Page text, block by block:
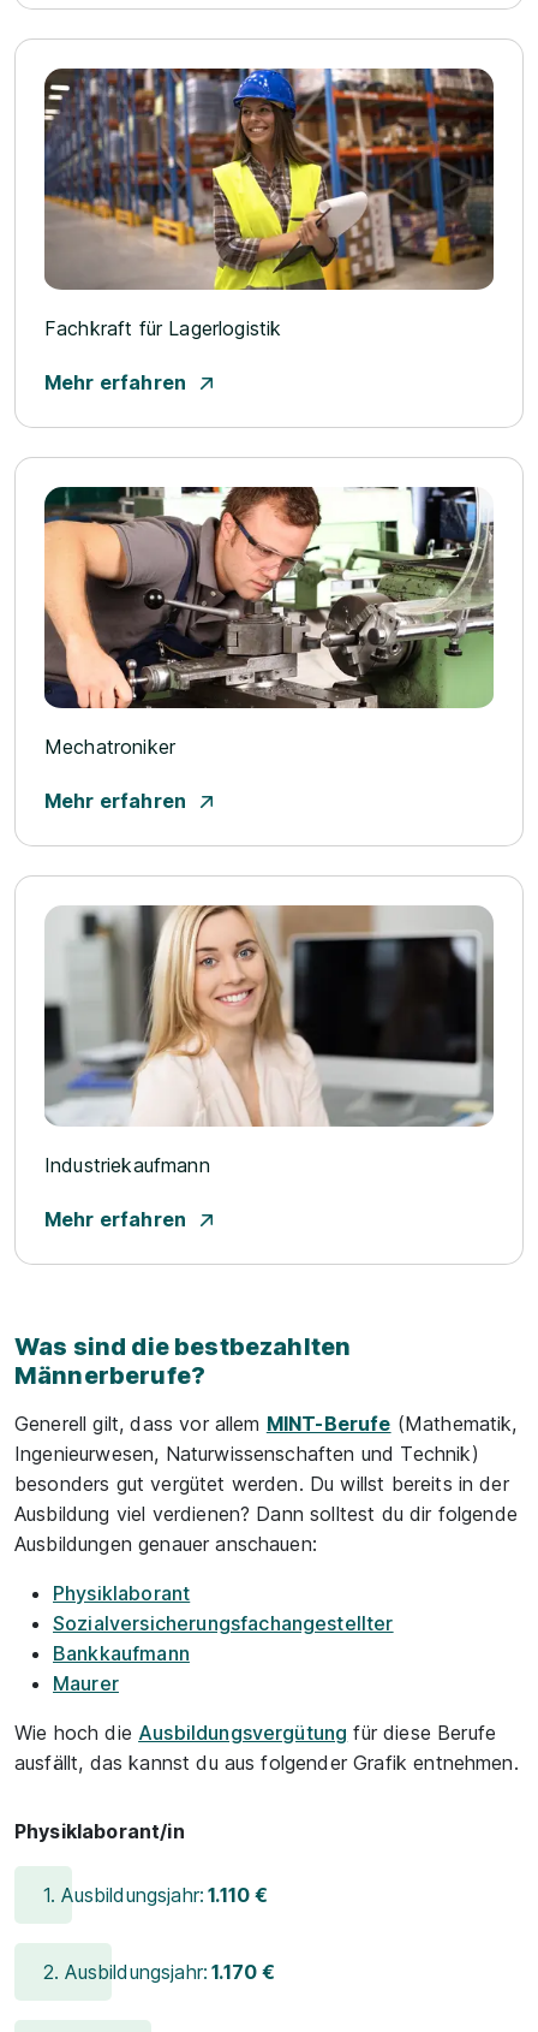
Fachkraft für Lagerlogistik
Mehr erfahren
Mechatroniker
Mehr erfahren
Industriekaufmann
Mehr erfahren
Was sind die bestbezahlten
Männerberufe?
Generell gilt, dass vor allem MINT-Berufe (Mathematik,
Ingenieurwesen, Naturwissenschaften und Technik)
besonders gut vergütet werden. Du willst bereits in der
Ausbildung viel verdienen? Dann solltest du dir folgende
Ausbildungen genauer anschauen:
Physiklaborant
Sozialversicherungsfachangestellter
Bankkaufmann
Maurer
Wie hoch die Ausbildungsvergütung für diese Berufe
ausfällt, das kannst du aus folgender Grafik entnehmen.
Physiklaborant/in
1. Ausbildungsjahr: 1.110 €
2. Ausbildungsjahr: 1.170 €